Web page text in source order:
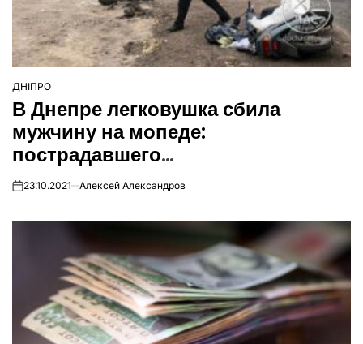
ОПУБЛІКУВАТИ
У
ДНІПРО
В Днепре легковушка сбила
мужчину на мопеде:
пострадавшего
госпитализировали
on23.10.2021 Алексей Александров